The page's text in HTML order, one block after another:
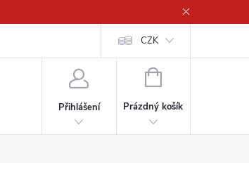
CZK
Přihlášení
NÁKUPNÍ
Prázdný košík